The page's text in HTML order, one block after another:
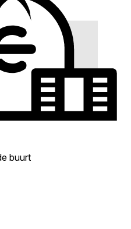
buurt
hier is.